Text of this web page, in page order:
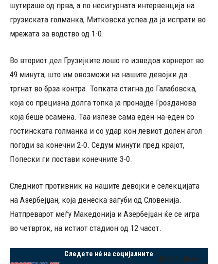
шутираше од прва, а по несигурната интервенција на
грузиската голманка, Митковска успеа да ја испрати во
мрежата за водство од 1-0.
Во вториот дел Грузијките лошо го изведоа корнерот во
49 минута, што им овозможи на нашите девојки да
тргнат во брза контра. Топката стигна до Галабовска,
која со прецизна долга топка ја пронајде Грозданова
која беше осамена. Таа излезе сама еден-на-еден со
гостинската голманка и со удар кон левиот долен агол
погоди за конечни 2-0. Седум минути пред крајот,
Попески ги постави конечните 3-0.
Следниот противник на нашите девојки е селекцијата
на Азербејџан, која денеска загуби од Словенија.
Натпреварот меѓу Македонија и Азербејџан ќе се игра
во четврток, на истиот стадион од 12 часот.
Следете нé на социјалните
Facebook
Instagram
X YouTube
VK